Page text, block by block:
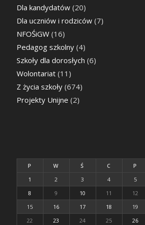
Dla kandydatów(20)
Dla uczniów i rodziców(7)
NFOŚiGW(16)
Pedagog szkolny(4)
Szkoły dla dorosłych (6)
Wolontariat(11)
Z życia szkoły(674)
Projekty Unijne (2)
P W Ś C P
1
2 3 4 5
8
9 10 11 12
15
16 17 18 19
22
23 24 25 26